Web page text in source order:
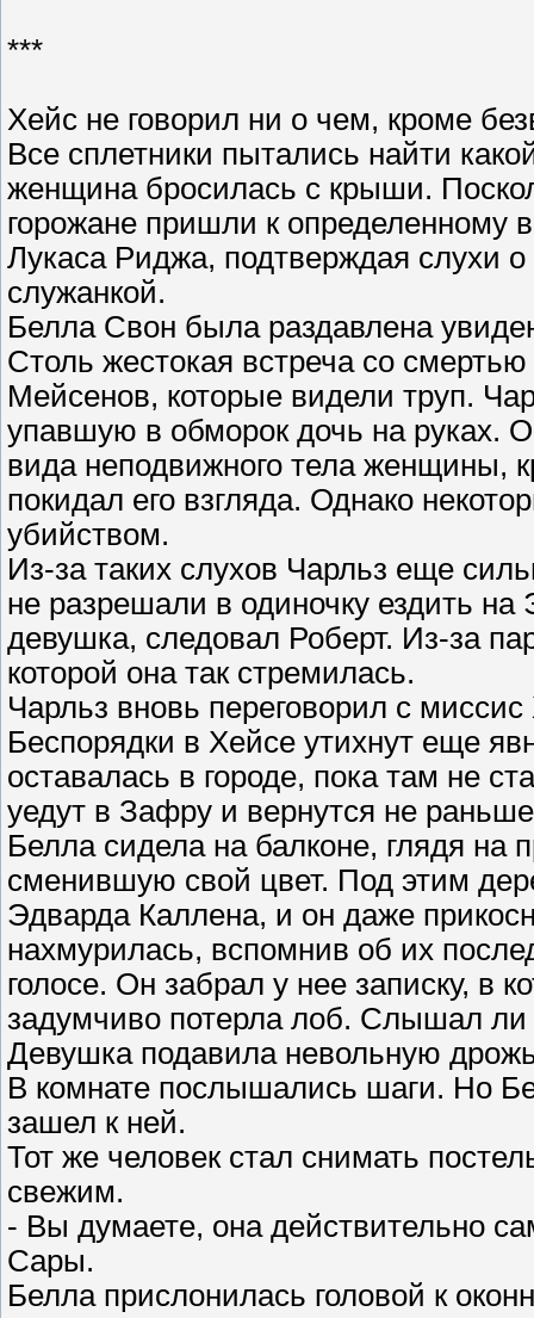
***
Хейс не говорил ни о чем, кроме
Все сплетники пытались найти
женщина бросилась с крыши.
горожане пришли к определенному
Лукаса Риджа, подтверждая слухи
служанкой.
Белла Свон была раздавлена
Столь жестокая встреча со
Мейсенов, которые видели труп.
упавшую в обморок дочь на руках.
вида неподвижного тела женщины,
покидал его взгляда. Однако
убийством.
Из-за таких слухов Чарльз еще
не разрешали в одиночку ездить
девушка, следовал Роберт. Из-за
которой она так стремилась.
Чарльз вновь переговорил с
Беспорядки в Хейсе утихнут еще
оставалась в городе, пока там не
уедут в Зафру и вернутся не
Белла сидела на балконе, глядя на
сменившую свой цвет. Под этим
Эдварда Каллена, и он даже
нахмурилась, вспомнив об их
голосе. Он забрал у нее записку, в
задумчиво потерла лоб. Слышал ли
Девушка подавила невольную
В комнате послышались шаги. Но
зашел к ней.
Тот же человек стал снимать
свежим.
- Вы думаете, она действительно
Сары.
Белла прислонилась головой к